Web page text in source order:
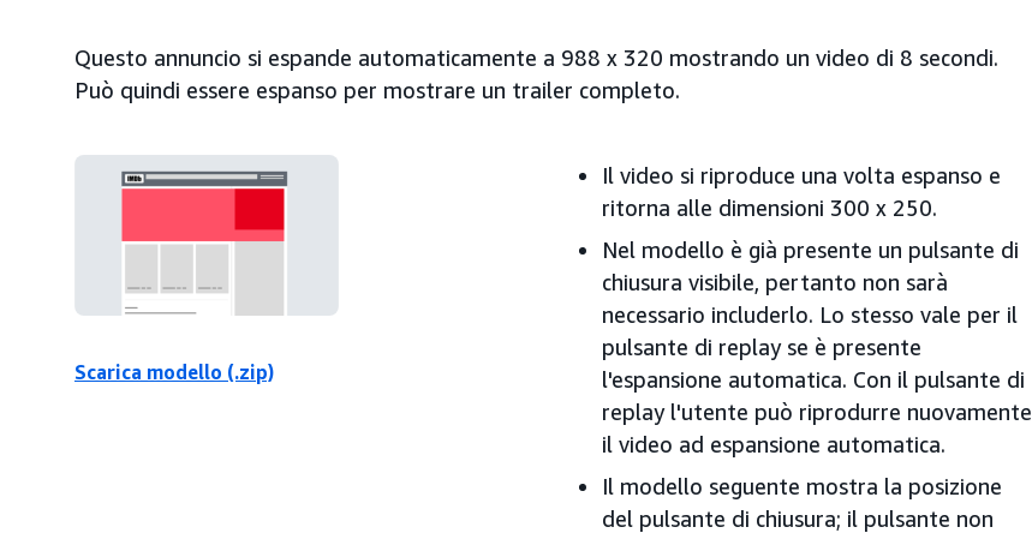
Questo annuncio si espande automaticamente a 988 x 320 mostrando un video di 8 secondi.
Può quindi essere espanso per mostrare un trailer completo.
Scarica modello (.zip)
Il video si riproduce una volta espanso e
ritorna alle dimensioni 300 x 250.
Nel modello è già presente un pulsante di
chiusura visibile, pertanto non sarà
necessario includerlo. Lo stesso vale per il
pulsante di replay se è presente
l'espansione automatica. Con il pulsante di
replay l'utente può riprodurre nuovamente
il video ad espansione automatica.
Il modello seguente mostra la posizione
del pulsante di chiusura; il pulsante non